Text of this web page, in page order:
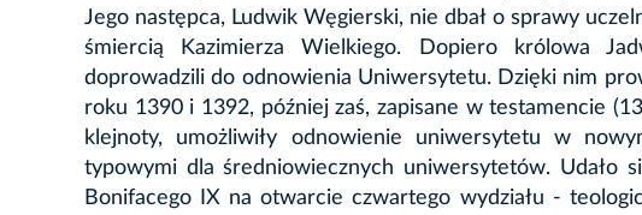
Jego następca, Ludwik Węgierski, nie dbał o sprawy
śmiercią Kazimierza Wielkiego. Dopiero królowa
doprowadzili do odnowienia Uniwersytetu. Dzięki nim
roku 1390 i 1392, później zaś, zapisane w testamencie
klejnoty, umożliwiły odnowienie uniwersytetu w
typowymi dla średniowiecznych uniwersytetów. Udało
Bonifacego IX na otwarcie czwartego wydziału -